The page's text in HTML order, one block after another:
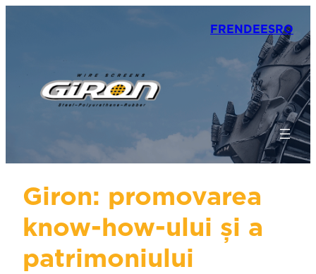
FRENDEESRO
Giron: promovarea
know-how-ului și a
patrimoniului